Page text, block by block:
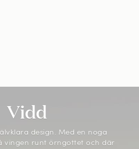
Vidd
design. Med en noga
vingen runt örngottet och där